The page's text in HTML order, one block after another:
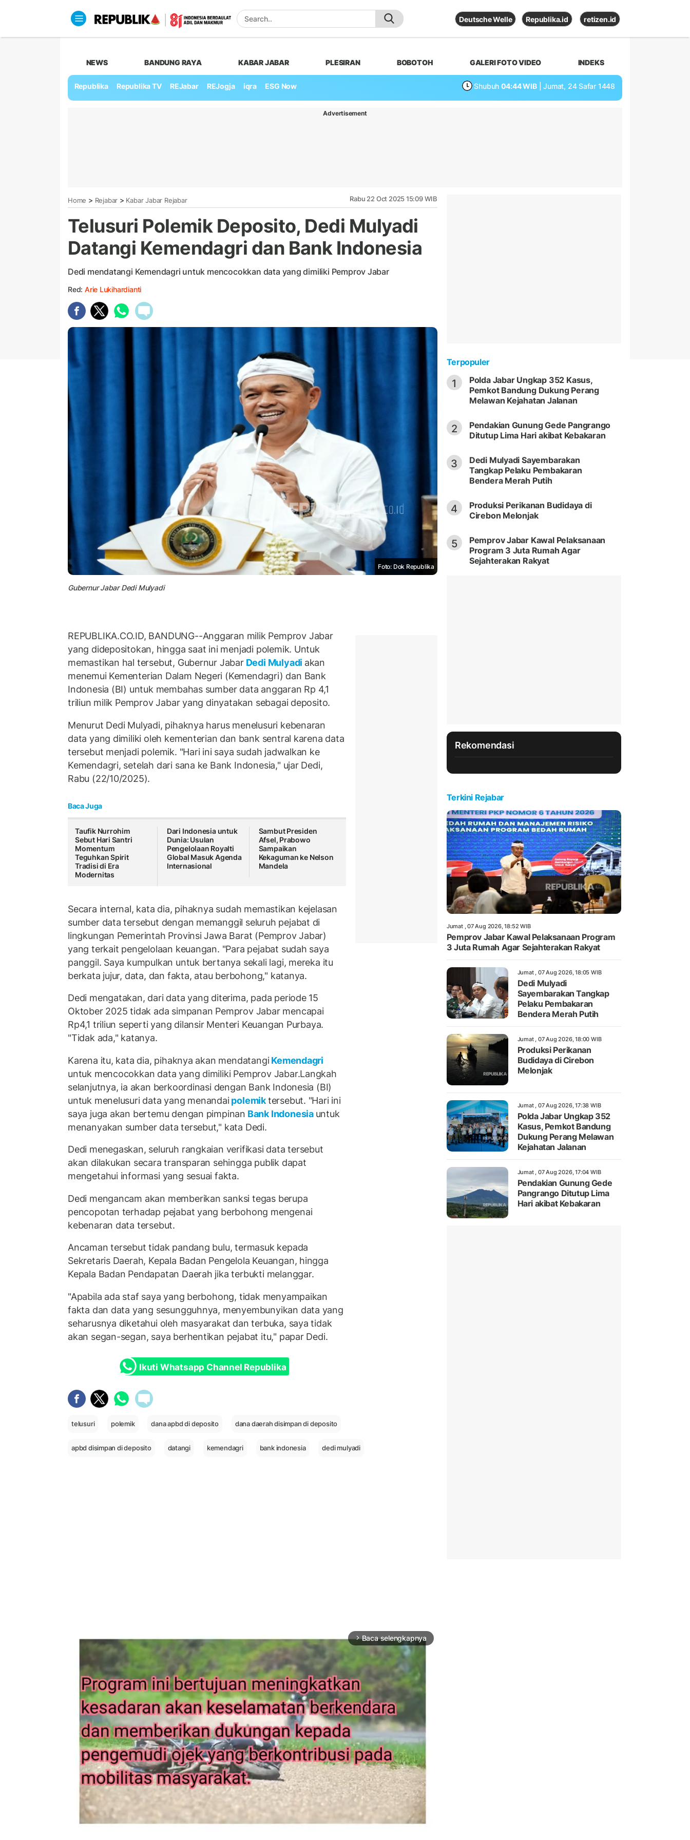
Deutsche Welle Republika.id retizen.id
NEWS BANDUNG RAYA KABAR JABAR PLESIRAN BOBOTOH GALERI FOTO VIDEO INDEKS
Republika Republika TV REJabar REJogja iqra ESG Now Shubuh 04:44 WIB | Jumat, 24 Safar 1448
Advertisement
Home > Rejabar > Kabar Jabar Rejabar Rabu 22 Oct 2025 15:09 WIB
Telusuri Polemik Deposito, Dedi Mulyadi
Datangi Kemendagri dan Bank Indonesia
Dedi mendatangi Kemendagri untuk mencocokkan data yang dimiliki Pemprov Jabar
Red: Arie Lukihardianti
Foto: Dok Republika
Gubernur Jabar Dedi Mulyadi
REPUBLIKA.CO.ID, BANDUNG--Anggaran milik Pemprov Jabar
yang didepositokan, hingga saat ini menjadi polemik. Untuk
memastikan hal tersebut, Gubernur JabarDedi Mulyadi akan
menemui Kementerian Dalam Negeri (Kemendagri) dan Bank
Indonesia (BI) untuk membahas sumber data anggaran Rp 4,1
triliun milik Pemprov Jabar yang dinyatakan sebagai deposito.
Menurut Dedi Mulyadi, pihaknya harus menelusuri kebenaran
data yang dimiliki oleh kementerian dan bank sentral karena data
tersebut menjadi polemik. "Hari ini saya sudah jadwalkan ke
Kemendagri, setelah dari sana ke Bank Indonesia," ujar Dedi,
Rabu (22/10/2025).
Baca Juga
Taufik Nurrohim
Sebut Hari Santri
Momentum
Teguhkan Spirit
Tradisi di Era
Modernitas
Dari Indonesia untuk
Dunia: Usulan
Pengelolaan Royalti
Global Masuk Agenda
Internasional
Sambut Presiden
Afsel, Prabowo
Sampaikan
Kekaguman ke Nelson
Mandela
Secara internal, kata dia, pihaknya sudah memastikan kejelasan
sumber data tersebut dengan memanggil seluruh pejabat di
lingkungan Pemerintah Provinsi Jawa Barat (Pemprov Jabar)
yang terkait pengelolaan keuangan. "Para pejabat sudah saya
panggil. Saya kumpulkan untuk bertanya sekali lagi, mereka itu
berkata jujur, data, dan fakta, atau berbohong," katanya.
Dedi mengatakan, dari data yang diterima, pada periode 15
Oktober 2025 tidak ada simpanan Pemprov Jabar mencapai
Rp4,1 triliun seperti yang dilansir Menteri Keuangan Purbaya.
"Tidak ada," katanya.
Karena itu, kata dia, pihaknya akan mendatangiKemendagri
untuk mencocokkan data yang dimiliki Pemprov Jabar.Langkah
selanjutnya, ia akan berkoordinasi dengan Bank Indonesia (BI)
untuk menelusuri data yang menandaipolemiktersebut. "Hari ini
saya juga akan bertemu dengan pimpinan Bank Indonesia untuk
menanyakan sumber data tersebut," kata Dedi.
Dedi menegaskan, seluruh rangkaian verifikasi data tersebut
akan dilakukan secara transparan sehingga publik dapat
mengetahui informasi yang sesuai fakta.
Dedi mengancam akan memberikan sanksi tegas berupa
pencopotan terhadap pejabat yang berbohong mengenai
kebenaran data tersebut.
Ancaman tersebut tidak pandang bulu, termasuk kepada
Sekretaris Daerah, Kepala Badan Pengelola Keuangan, hingga
Kepala Badan Pendapatan Daerah jika terbukti melanggar.
"Apabila ada staf saya yang berbohong, tidak menyampaikan
fakta dan data yang sesungguhnya, menyembunyikan data yang
seharusnya diketahui oleh masyarakat dan terbuka, saya tidak
akan segan-segan, saya berhentikan pejabat itu," papar Dedi.
Ikuti Whatsapp Channel Republika
telusuri polemik dana apbd di deposito dana daerah disimpan di deposito
apbd disimpan di deposito datangi kemendagri bank indonesia dedi mulyadi
arrow_forward_ios Baca selengkapnya
Terpopuler
1
Polda Jabar Ungkap 352 Kasus,
Pemkot Bandung Dukung Perang
Melawan Kejahatan Jalanan
2
Pendakian Gunung Gede Pangrango
Ditutup Lima Hari akibat Kebakaran
3
Dedi Mulyadi Sayembarakan
Tangkap Pelaku Pembakaran
Bendera Merah Putih
4
Produksi Perikanan Budidaya di
Cirebon Melonjak
5
Pemprov Jabar Kawal Pelaksanaan
Program 3 Juta Rumah Agar
Sejahterakan Rakyat
Rekomendasi
Terkini Rejabar
Jumat , 07 Aug 2026, 18:52 WIB
Pemprov Jabar Kawal Pelaksanaan Program
3 Juta Rumah Agar Sejahterakan Rakyat
Jumat , 07 Aug 2026, 18:05 WIB
Dedi Mulyadi
Sayembarakan Tangkap
Pelaku Pembakaran
Bendera Merah Putih
Jumat , 07 Aug 2026, 18:00 WIB
Produksi Perikanan
Budidaya di Cirebon
Melonjak
Jumat , 07 Aug 2026, 17:38 WIB
Polda Jabar Ungkap 352
Kasus, Pemkot Bandung
Dukung Perang Melawan
Kejahatan Jalanan
Jumat , 07 Aug 2026, 17:04 WIB
Pendakian Gunung Gede
Pangrango Ditutup Lima
Hari akibat Kebakaran